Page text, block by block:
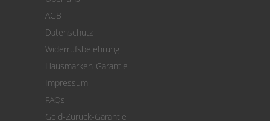
Cookie Einstellungen
AGB
Datenschutz
Widerrufsbelehrung
Hausmarken-Garantie
Impressum
FAQs
Geld-Zurück-Garantie